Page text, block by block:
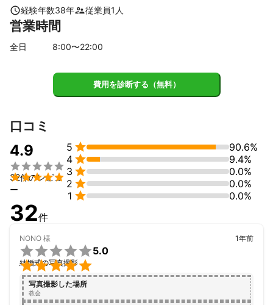
祝賀会などのイベント撮影等多種多様です。ご結婚式の写真は撮
影データのセレクトから色補正、レイアウトまでしてウェディン
アサヒホールディングス社員総会
シスメックス 50周年記念祝賀会
GRIP Inter National 15周年感謝の会
アピールポイント
料金や撮影内容、時間等ご要望、ご不明な点は遠慮せずにご相談
ください。
通常の修正作業でなく新婦様をより自然に綺麗に見えるようにフ
ォトエステ仕上げも可能です。又、余計な物を消したりするレタ
ッチ作業や、変形などの作業も可能です。
経験年数38年 従業員1 人
営業時間
全日 8:00〜22:00
費用を診断する（無料）
口コミ
4.9


32件のレビュ
ー
5 
90.6%
4 
9.4%
3 
0.0%
2 
0.0%
1  0.0%
32件
NONO 様


5.0
結婚式の写真撮影
1年前
写真撮影した場所
教会